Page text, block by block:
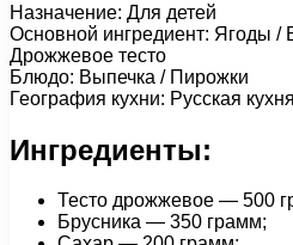
Назначение: Для детей
Основной ингредиент: Ягоды /
Дрожжевое тесто
Блюдо: Выпечка / Пирожки
География кухни: Русская кухня
Ингредиенты:
Тесто дрожжевое — 500
Брусника — 350 грамм;